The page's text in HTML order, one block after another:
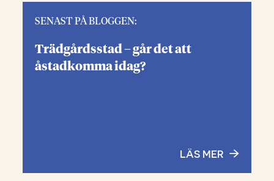
SENAST PÅ BLOGGEN:
Trädgårdsstad – går det att
åstadkomma idag?
LÄS MER